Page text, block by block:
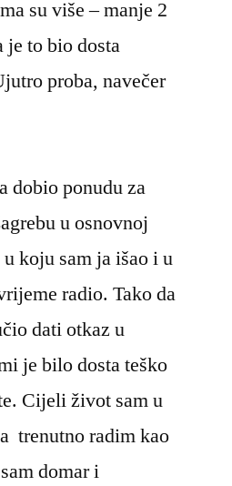
su više – manje 2
to bio dosta
proba, navečer
dobio ponudu za
u osnovnoj
koju sam ja išao i u
radio. Tako da
dati otkaz u
je bilo dosta teško
Cijeli život sam u
trenutno radim kao
domar i